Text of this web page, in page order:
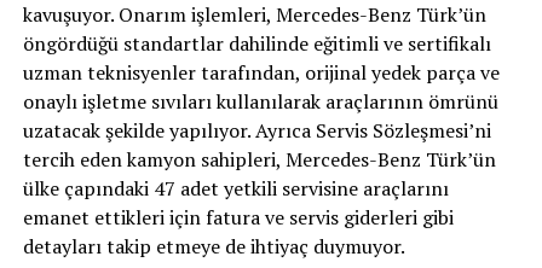
kavuşuyor. Onarım işlemleri, Mercedes-Benz Türk’ün
öngördüğü standartlar dahilinde eğitimli ve sertifikalı
uzman teknisyenler tarafından, orijinal yedek parça ve
onaylı işletme sıvıları kullanılarak araçlarının ömrünü
uzatacak şekilde yapılıyor. Ayrıca Servis Sözleşmesi’ni
tercih eden kamyon sahipleri, Mercedes-Benz Türk’ün
ülke çapındaki 47 adet yetkili servisine araçlarını
emanet ettikleri için fatura ve servis giderleri gibi
detayları takip etmeye de ihtiyaç duymuyor.